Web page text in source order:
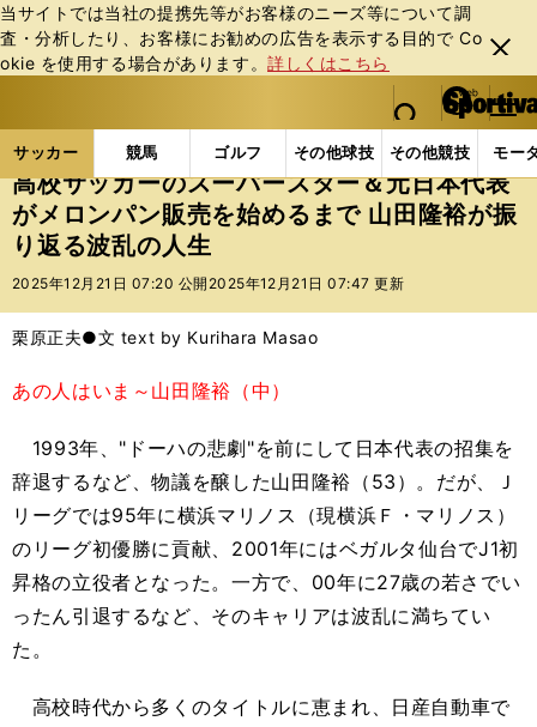
当サイトでは当社の提携先等がお客様のニーズ等について調
査・分析したり、お客様にお勧めの広告を表⽰する⽬的で Co
okie を使⽤する場合があります。詳しくはこちら
閉じ
る
web Sportiva (webスポルティーバ)
検索
マイペ
ー
ジ
メニュ
サッカー 競馬 ゴルフ その他球技 その他競技 モー
ス
ポ
ル
テ
ー
バ
サッカーの記事一覧 Jリーグ他 Jリーグ 高校サ
高校サッカーのスーパースター＆元日本代表
がメロンパン販売を始めるまで 山田隆裕が振
り返る波乱の人生
2025年12月21日 07:20 公開 2025年12月21日 07:47 更新
栗原正夫●文 text by Kurihara Masao
あの人はいま～山田隆裕（中）
1993年、"ドーハの悲劇"を前にして日本代表の招集を
辞退するなど、物議を醸した山田隆裕（53）。だが、Ｊ
リーグでは95年に横浜マリノス（現横浜Ｆ・マリノス）
のリーグ初優勝に貢献、2001年にはベガルタ仙台でJ1初
昇格の立役者となった。一方で、00年に27歳の若さでい
ったん引退するなど、そのキャリアは波乱に満ちてい
た。
高校時代から多くのタイトルに恵まれ、日産自動車で